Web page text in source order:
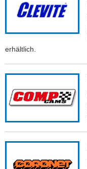
erhältlich.